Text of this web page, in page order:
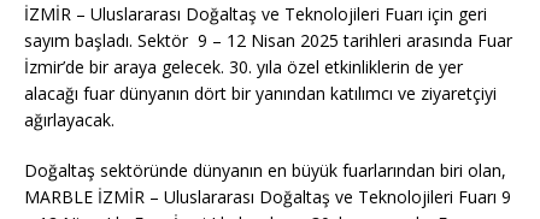
İZMİR – Uluslararası Doğaltaş ve Teknolojileri Fuarı için geri
sayım başladı. Sektör 9 – 12 Nisan 2025 tarihleri arasında Fuar
İzmir’de bir araya gelecek. 30. yıla özel etkinliklerin de yer
alacağı fuar dünyanın dört bir yanından katılımcı ve ziyaretçiyi
ağırlayacak.
Doğaltaş sektöründe dünyanın en büyük fuarlarından biri olan,
MARBLE İZMİR – Uluslararası Doğaltaş ve Teknolojileri Fuarı 9